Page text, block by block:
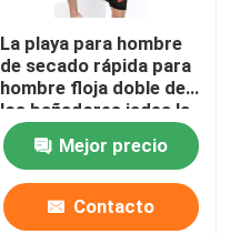
La playa para hombre
de secado rápida para
hombre floja doble de
los bañadores jadea la
natación de las aguas
termalesMejor precio
Contacto